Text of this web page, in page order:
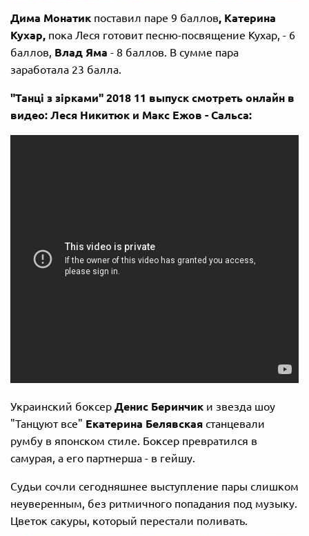
Дима Монатик поставил паре 9 баллов, Катерина
Кухар, пока Леся готовит песню-посвящение Кухар, - 6
баллов, Влад Яма - 8 баллов. В сумме пара
заработала 23 балла.
"Танці з зірками" 2018 11 выпуск смотреть онлайн в
видео: Леся Никитюк и Макс Ежов - Сальса:
Украинский боксер Денис Беринчик и звезда шоу
"Танцуют все" Екатерина Белявская станцевали
румбу в японском стиле. Боксер превратился в
самурая, а его партнерша - в гейшу.
Судьи сочли сегодняшнее выступление пары слишком
неуверенным, без ритмичного попадания под музыку.
Цветок сакуры, который перестали поливать.